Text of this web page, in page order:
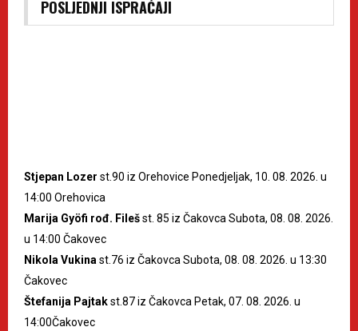
POSLJEDNJI ISPRAĆAJI
Stjepan Lozer st.90 iz Orehovice Ponedjeljak, 10. 08. 2026. u
14:00 Orehovica
Marija Gyöfi rođ. Filešst. 85 iz Čakovca Subota, 08. 08. 2026.
u 14:00 Čakovec
Nikola Vukina st.76 iz Čakovca Subota, 08. 08. 2026. u 13:30
Čakovec
Štefanija Pajtakst.87 iz Čakovca Petak, 07. 08. 2026. u
14:00Čakovec